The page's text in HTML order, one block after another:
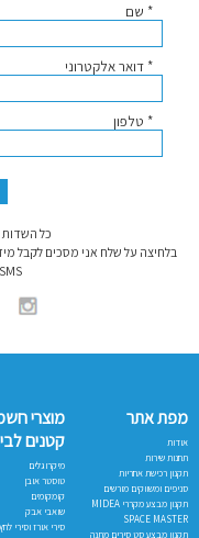
* שם
* דואר אלקטרוני
* טלפון
כל
בלחיצה על שלח אני מסכים לקבל
SMS ומסכים לתנאי השימוש
מפת אתר
אודות
תחנות שירות
תקנון רכישת אחריות
סניפים ומשווקים מורשים
תקנון מבצע מקררי MIDEA
SPACE MASTER
תקנון מבצע סט סירים מתנה
מוצרי
קטנים
מיקרוגלים
טוסטר אובן
קומקומים
שואבי אבק
סירי אורז וסירי לחץ